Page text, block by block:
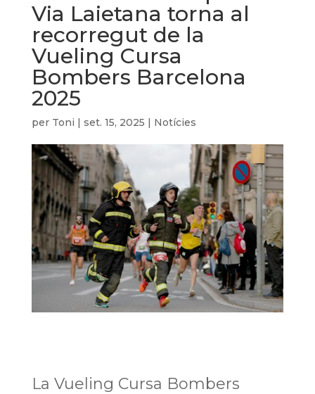
Via Laietana torna al
recorregut de la
Vueling Cursa
Bombers Barcelona
2025
per Toni | set. 15, 2025 | Notícies
La Vueling Cursa Bombers